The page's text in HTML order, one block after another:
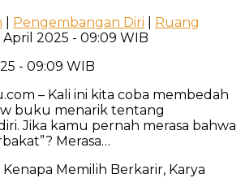
Pengembangan Diri
Ruang
April 2025 - 09:09 WIB
- 09:09 WIB
– Kali ini kita coba membedah
buku menarik tentang
Jika kamu pernah merasa bahwa
Merasa…